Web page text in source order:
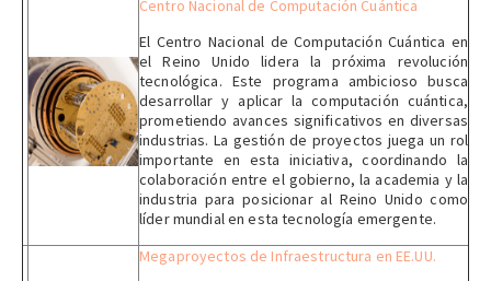
Centro Nacional de Computación Cuántica
El Centro Nacional de Computación Cuántica en
el Reino Unido lidera la próxima revolución
tecnológica. Este programa ambicioso busca
desarrollar y aplicar la computación cuántica,
prometiendo avances significativos en diversas
industrias. La gestión de proyectos juega un rol
importante en esta iniciativa, coordinando la
colaboración entre el gobierno, la academia y la
industria para posicionar al Reino Unido como
líder mundial en esta tecnología emergente.
Megaproyectos de Infraestructura en EE.UU.